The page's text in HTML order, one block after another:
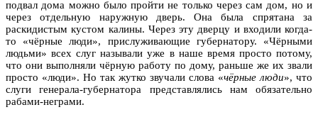
подвал дома можно было пройти не только через сам дом, но и
через отдельную наружную дверь. Она была спрятана за
раскидистым кустом калины. Через эту дверцу и входили когда-
то «чёрные люди», прислуживающие губернатору. «Чёрными
людьми» всех слуг называли уже в наше время просто потому,
что они выполняли чёрную работу по дому, раньше же их звали
просто «люди». Но так жутко звучали слова «чёрные люди», что
слуги генерала-губернатора представлялись нам обязательно
рабами-неграми.